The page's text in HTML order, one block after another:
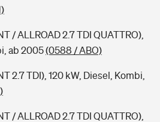
/ ALLROAD 2.7 TDI QUATTRO),
ab 2005(0588 / ABO)
2.7 TDI), 120 kW, Diesel, Kombi,
/ ALLROAD 2.7 TDI QUATTRO),